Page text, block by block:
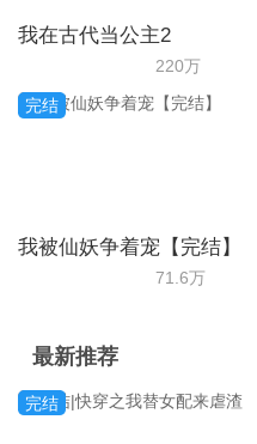
我在古代当公主2
220万
完结
我被仙妖争着宠【完结】
71.6万
最新推荐
完结